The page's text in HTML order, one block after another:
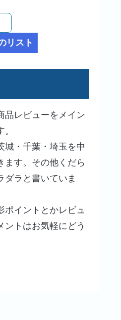
リスト
品レビューをメイン
城・千葉・埼玉を中
ます。その他くだら
ダラと書いていま
ポイントとかレビュ
ントはお気軽にどう